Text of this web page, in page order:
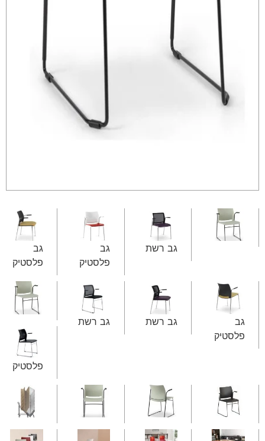
גב רשת
גב
פלסטיק
גב
פלסטיק
גב
פלסטיק
גב רשת גב רשת
פלסטיק